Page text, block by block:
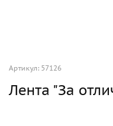
Артикул: 57126
Лента "За